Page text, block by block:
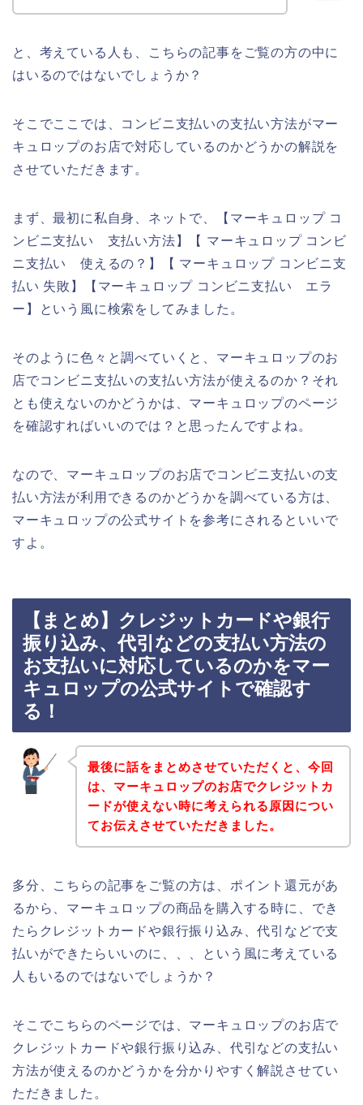
と、考えている人も、こちらの記事をご覧の方の中に
はいるのではないでしょうか？
そこでここでは、コンビニ支払いの支払い方法がマー
キュロップのお店で対応しているのかどうかの解説を
させていただきます。
まず、最初に私自身、ネットで、【マーキュロップ コ
ンビニ支払い 支払い方法】【 マーキュロップ コンビ
ニ支払い 使えるの？】【 マーキュロップ コンビニ支
払い 失敗】【マーキュロップ コンビニ支払い エラ
ー】という風に検索をしてみました。
そのように色々と調べていくと、マーキュロップのお
店でコンビニ支払いの支払い方法が使えるのか？それ
とも使えないのかどうかは、マーキュロップのページ
を確認すればいいのでは？と思ったんですよね。
なので、マーキュロップのお店でコンビニ支払いの支
払い方法が利用できるのかどうかを調べている方は、
マーキュロップの公式サイトを参考にされるといいで
すよ。
【まとめ】クレジットカードや銀行
振り込み、代引などの支払い方法の
お支払いに対応しているのかをマー
キュロップの公式サイトで確認す
る！
最後に話をまとめさせていただくと、今回
は、マーキュロップのお店でクレジットカ
ードが使えない時に考えられる原因につい
てお伝えさせていただきました。
多分、こちらの記事をご覧の方は、ポイント還元があ
るから、マーキュロップの商品を購入する時に、でき
たらクレジットカードや銀行振り込み、代引などで支
払いができたらいいのに、、、という風に考えている
人もいるのではないでしょうか？
そこでこちらのページでは、マーキュロップのお店で
クレジットカードや銀行振り込み、代引などの支払い
方法が使えるのかどうかを分かりやすく解説させてい
ただきました。